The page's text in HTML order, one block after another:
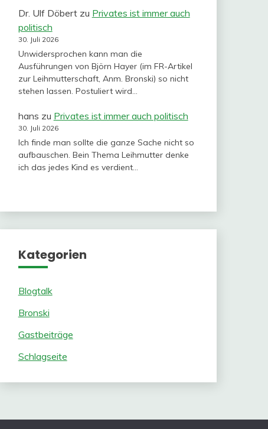
Dr. Ulf Döbertzu Privates ist immer auch
politisch
30. Juli 2026
Unwidersprochen kann man die
Ausführungen von Björn Hayer (im FR-Artikel
zur Leihmutterschaft, Anm. Bronski) so nicht
stehen lassen. Postuliert wird…
hans zu Privates ist immer auch politisch
30. Juli 2026
Ich finde man sollte die ganze Sache nicht so
aufbauschen. Bein Thema Leihmutter denke
ich das jedes Kind es verdient…
Kategorien
Blogtalk
Bronski
Gastbeiträge
Schlagseite